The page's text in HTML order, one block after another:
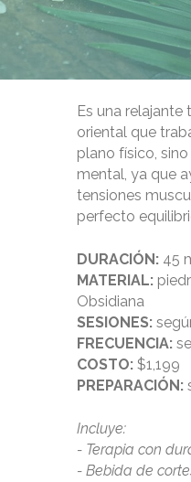
Es una relajante
oriental que
plano físico,
mental, ya que
tensiones
perfecto
DURACIÓN: 45
MATERIAL:
Obsidiana
SESIONES:
FRECUENCIA:
COSTO: $1,199
PREPARACIÓN:
Incluye:
- Terapia con
- Bebida de